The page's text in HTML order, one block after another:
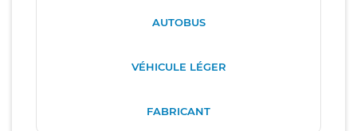
AUTOBUS
VÉHICULE LÉGER
FABRICANT